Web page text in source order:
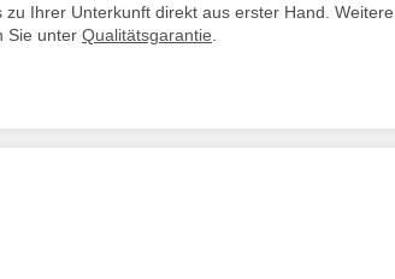
Ihrer Unterkunft direkt aus erster Hand. Weitere
Sie unter Qualitätsgarantie